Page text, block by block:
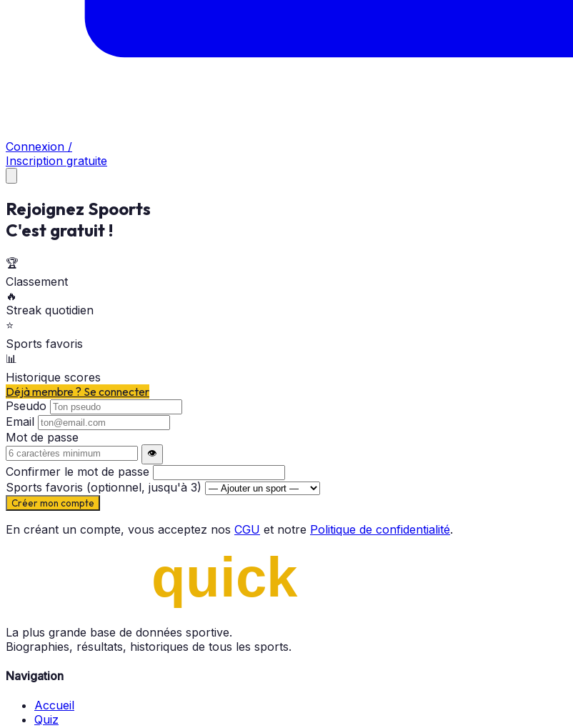
Connexion /
Inscription gratuite
Rejoignez Spoorts
C'est gratuit !
🏆
Classement
🔥
Streak quotidien
⭐
Sports favoris
📊
Historique scores
Déjà membre ? Se connecter
Pseudo
Email
Mot de passe
👁️
Confirmer le mot de passe
Sports favoris (optionnel, jusqu'à 3)
Créer mon compte
En créant un compte, vous acceptez nos CGU et notre Politique de confidentialité.
La plus grande base de données sportive.
Biographies, résultats, historiques de tous les sports.
Navigation
Accueil
Quiz